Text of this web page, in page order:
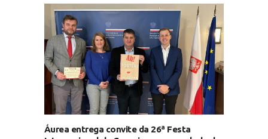
Áurea entrega convite da 26ª Festa